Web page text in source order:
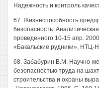
Надежность и контроль
67. Жизнеспособность
безопасность:
проведенного 10-15 апр.
«Бакальские рудники», НТЦ-
68. Забабурин В.М. Научно-
безопасностью труда на
строительства и охраны